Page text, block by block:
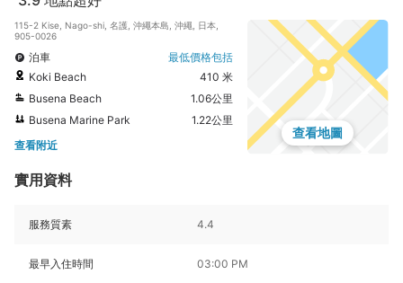
115-2 Kise, Nago-shi, 名護, 沖繩本島, 沖繩, 日本,
905-0026
泊車
最低價格包括
Koki Beach
410 米
Busena Beach
1.06公里
Busena Marine Park
1.22公里
查看附近
查看地圖
實用資料
服務質素 4.4
最早入住時間 03:00 PM